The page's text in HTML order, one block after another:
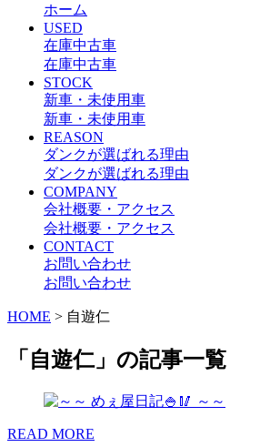
ホーム
USED
在庫中古車
在庫中古車
STOCK
新車・未使用車
新車・未使用車
REASON
ダンクが選ばれる理由
ダンクが選ばれる理由
COMPANY
会社概要・アクセス
会社概要・アクセス
CONTACT
お問い合わせ
お問い合わせ
HOME > 自遊仁
「自遊仁」の記事一覧
READ MORE